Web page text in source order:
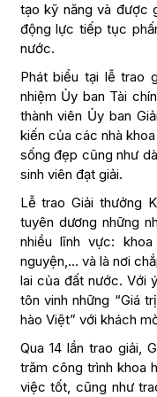
tạo kỹ năng và được
động lực tiếp tục
nước.
Phát biểu tại lễ trao
nhiệm Ủy ban Tài
thành viên Ủy ban
kiến của các nhà
sống đẹp cũng như
sinh viên đạt giải.
Lễ trao Giải thưởng
tuyên dương những
nhiều lĩnh vực:
nguyện,… và là nơi
lai của đất nước. Với
tôn vinh những “Giá
hào Việt” với khách
Qua 14 lần trao giải,
trăm công trình khoa
việc tốt, cũng như